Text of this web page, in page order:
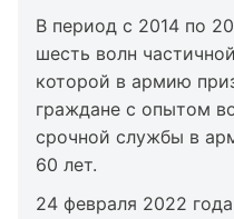
В период с 2014 по
шесть волн
которой в армию
граждане с опытом
срочной службы в
60 лет.
24 февраля 2022